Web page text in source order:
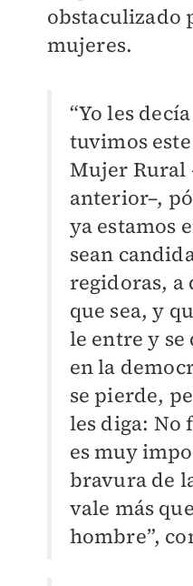
obstaculizado
mujeres.
“Yo les
tuvimos
Mujer Rural
anterior–,
ya estamos
sean
regidoras, a
que sea, y
le entre y se
en la
se pierde,
les diga: No
es muy
bravura de
vale más
hombre”,